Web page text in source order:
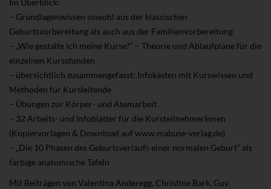
Im Überblick:
– Grundlagenwissen sowohl aus der klassischen
Geburtsvorbereitung als auch aus der Familienvorbereitung
– „Wie gestalte ich meine Kurse?“ – Theorie und Ablaufpläne für die
einzelnen Kursstunden
– übersichtlich zusammengefasst: Infokästen mit Kurswissen und
Methoden für Kursleitende
– Übungen zur Körper- und Atemarbeit
– 32 Arbeits- und Infoblätter für die KursteilnehmerInnen
(Kopiervorlagen & Download auf www.mabuse-verlag.de)
– „Die 10 Phasen des Geburtsverlaufs einer normalen Geburt“ als
farbige anatomische Tafeln
Mit Beiträgen von Valentina Anderegg, Christine Bark, Guy